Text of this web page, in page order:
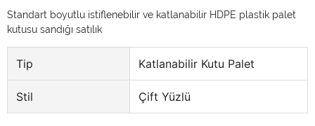
Standart boyutlu istiflenebilir ve katlanabilir HDPE plastik palet
kutusu sandığı satılık
Tip Katlanabilir Kutu Palet
Stil Çift Yüzlü